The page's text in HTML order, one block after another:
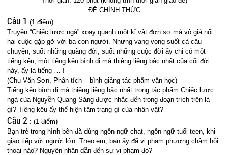
ĐỀ CHÍNH THỨC
Câu 1 (1 điểm)
Truyện “Chiếc lược ngà” xoay quanh một kỉ vật đơn sơ mà vô giá nối
hai cuộc gặp gỡ với ba con người. Nhưng vang vọng suốt cả câu
chuyện, suốt những quãng đời, suốt những cuộc đời ấy chỉ có một
tiếng kêu, một tiếng kêu bình dị mà thiêng liêng bậc nhất của cõi đời
này, ấy là tiếng … !
(Chu Văn Sơn, Phân tích – bình giảng tác phẩm văn học)
Tiếng kêu bình dị mà thiêng liêng bậc nhất trong tác phẩm Chiếc lược
ngà của Nguyễn Quang Sáng được nhắc đến trong đoạn trích trên là
gì? Tiêng kêu ấy thể hiện tâm trạng gì của nhân vật?
Câu 2 : (1 điểm)
Bạn trẻ trong hình bên đã dùng ngôn ngữ chat, ngôn ngữ tuổi teen, khi
giao tiếp với người lớn. Theo em, bạn ấy đã vi phạm phương châm hội
thoại nào? Nguyên nhân dẫn đến sự vi phạm đó?